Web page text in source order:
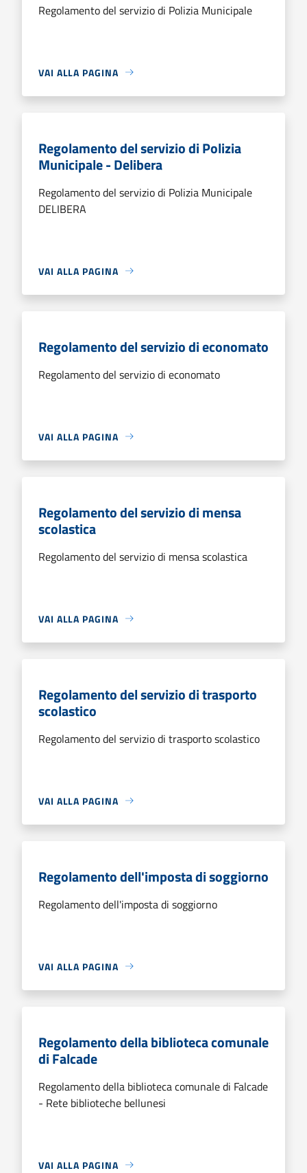
Regolamento del servizio di Polizia Municipale
VAI ALLA PAGINA
Regolamento del servizio di Polizia
Municipale - Delibera
Regolamento del servizio di Polizia Municipale
DELIBERA
VAI ALLA PAGINA
Regolamento del servizio di economato
Regolamento del servizio di economato
VAI ALLA PAGINA
Regolamento del servizio di mensa
scolastica
Regolamento del servizio di mensa scolastica
VAI ALLA PAGINA
Regolamento del servizio di trasporto
scolastico
Regolamento del servizio di trasporto scolastico
VAI ALLA PAGINA
Regolamento dell'imposta di soggiorno
Regolamento dell'imposta di soggiorno
VAI ALLA PAGINA
Regolamento della biblioteca comunale
di Falcade
Regolamento della biblioteca comunale di Falcade
- Rete biblioteche bellunesi
VAI ALLA PAGINA